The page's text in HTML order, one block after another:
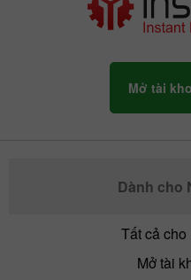
Mở tài
Dành cho
Tất cả
Mở tài